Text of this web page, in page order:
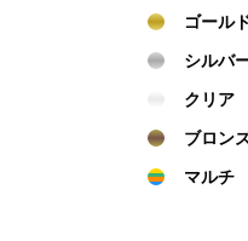
ゴール
シルバ
クリア
ブロン
マルチ